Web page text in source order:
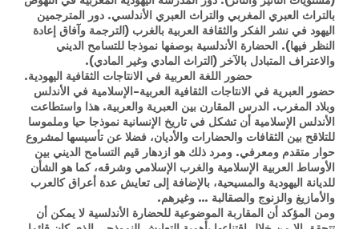
بالتراث العبري المغربي والتراث العبري الأندلسي. دور المترجمين
اليهود في نشر الفكر والثقافة العربية بالغرب (الترجمة وآفاق إعادة
النظر فيها). الحضارة الأندلسية بوصفها نموذجا للتسامح الديني
والاعتراف المتبادل بالآخر (التراث المادي وغير المادي).
حضور اللغة العربية في الانتاجات الثقافية اليهودية.
حضور العبرية في الانتاجات الثقافية العربية-الإسلامية في الأندلس
وبلاد المغرب. الدرس المقارن بين العبرية والعربية. هذا واستطاعت
الأندلس الإسلامية أن تشكل في تاريخ الإنسانية نموذجا حيا وملموسا
للتلاقح بين الثقافات والحضارات والأديان، فضلا عن تأسيسها لمشروع
حوار متقدم ومعرفي. ومرد ذلك هو ازدهار قيم التسامح الديني بين
الأوساط العربية الإسلامية والغرب الإسلامي وشرقه، كما هو الشأن
للديانة اليهودية والمسيحية، بالإضافة إلى تعايش عدة أعراق كالعرب
والأمازيغ والزنوج والصقالبة … وغيرهم.
ومن المؤكد أن المقاربة الموضوعية للحضارة الأندلسية لا يمكن أن